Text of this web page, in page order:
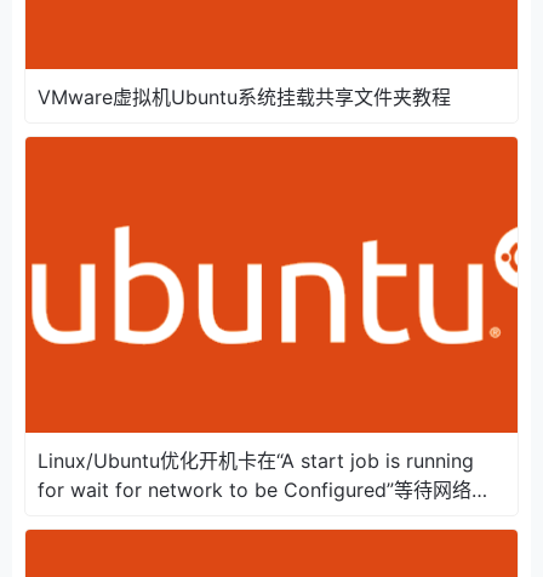
VMware虚拟机Ubuntu系统挂载共享文件夹教程
Linux/Ubuntu优化开机卡在“A start job is running
for wait for network to be Configured”等待网络连